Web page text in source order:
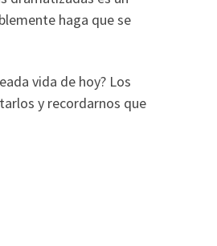
haga que se
vida de hoy? Los
y recordarnos que